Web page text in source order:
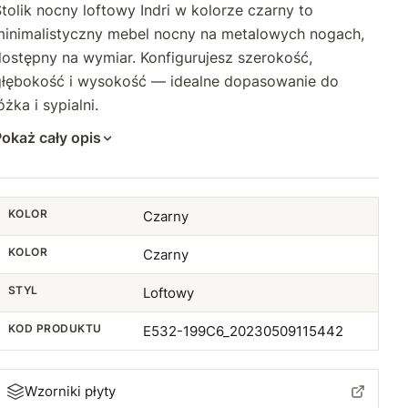
nocny loftowy Indri w kolorze czarny to
mebel nocny na metalowych nogach,
na wymiar. Konfigurujesz szerokość,
i wysokość — idealne dopasowanie do
i sypialni.
cały opis
KOLOR Czarny
KOLOR Czarny
STYL Loftowy
KOD PRODUKTU E532-199C6_20230509115442
Wzorniki płyty